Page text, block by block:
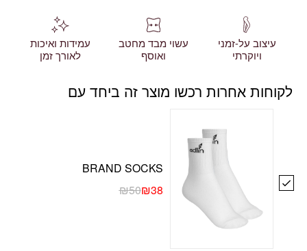
עיצוב על-זמני
ויוקרתי
עשוי מבד מחטב
ואוסף
עמידות ואיכות
לאורך זמן
לקוחות אחרות רכשו מוצר זה ביחד עם
BRAND SOCKS
₪50₪38